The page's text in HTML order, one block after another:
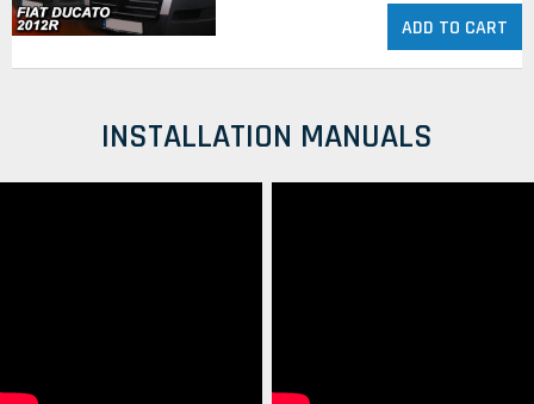
ADD TO CART
INSTALLATION MANUALS